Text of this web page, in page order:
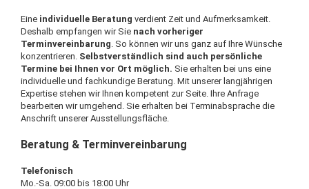
Eine individuelle Beratung verdient Zeit und Aufmerksamkeit.
Deshalb empfangen wir Sie nach vorheriger
Terminvereinbarung. So können wir uns ganz auf Ihre Wünsche
konzentrieren. Selbstverständlich sind auch persönliche
Termine bei Ihnen vor Ort möglich. Sie erhalten bei uns eine
individuelle und fachkundige Beratung. Mit unserer langjährigen
Expertise stehen wir Ihnen kompetent zur Seite. Ihre Anfrage
bearbeiten wir umgehend. Sie erhalten bei Terminabsprache die
Anschrift unserer Ausstellungsfläche.
Beratung & Terminvereinbarung
Telefonisch
Mo.-Sa. 09:00 bis 18:00 Uhr